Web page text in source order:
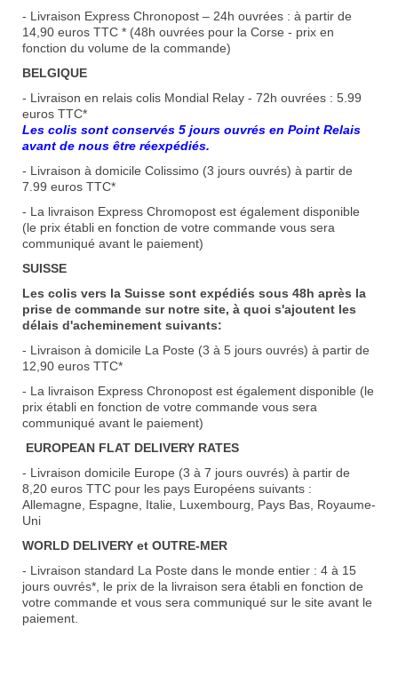
- Livraison Express Chronopost – 24h ouvrées : à partir de
14,90 euros TTC * (48h ouvrées pour la Corse - prix en
fonction du volume de la commande)
BELGIQUE
- Livraison en relais colis Mondial Relay - 72h ouvrées : 5.99
euros TTC*
Les colis sont conservés 5 jours ouvrés en Point Relais
avant de nous être réexpédiés.
- Livraison à domicile Colissimo (3 jours ouvrés) à partir de
7.99 euros TTC*
- La livraison Express Chromopost est également disponible
(le prix établi en fonction de votre commande vous sera
communiqué avant le paiement)
SUISSE
Les colis vers la Suisse sont expédiés sous 48h après la
prise de commande sur notre site, à quoi s'ajoutent les
délais d'acheminement suivants:
- Livraison à domicile La Poste (3 à 5 jours ouvrés) à partir de
12,90 euros TTC*
- La livraison Express Chronopost est également disponible (le
prix établi en fonction de votre commande vous sera
communiqué avant le paiement)
EUROPEAN FLAT DELIVERY RATES
- Livraison domicile Europe (3 à 7 jours ouvrés) à partir de
8,20 euros TTC pour les pays Européens suivants :
Allemagne, Espagne, Italie, Luxembourg, Pays Bas, Royaume-
Uni
WORLD DELIVERY et OUTRE-MER
- Livraison standard La Poste dans le monde entier : 4 à 15
jours ouvrés*, le prix de la livraison sera établi en fonction de
votre commande et vous sera communiqué sur le site avant le
paiement.